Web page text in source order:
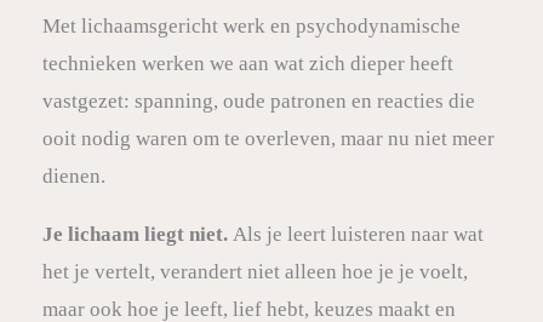
Met lichaamsgericht werk en psychodynamische
technieken werken we aan wat zich dieper heeft
vastgezet: spanning, oude patronen en reacties die
ooit nodig waren om te overleven, maar nu niet meer
dienen.
Je lichaam liegt niet. Als je leert luisteren naar wat
het je vertelt, verandert niet alleen hoe je je voelt,
maar ook hoe je leeft, lief hebt, keuzes maakt en